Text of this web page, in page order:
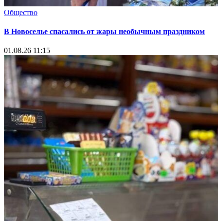
Общество
В Новоселье спасались от жары необычным праздником
01.08.26 11:15